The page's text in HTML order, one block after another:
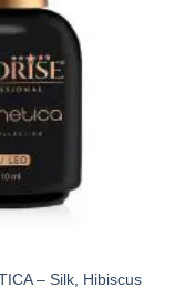
– Silk, Hibiscus